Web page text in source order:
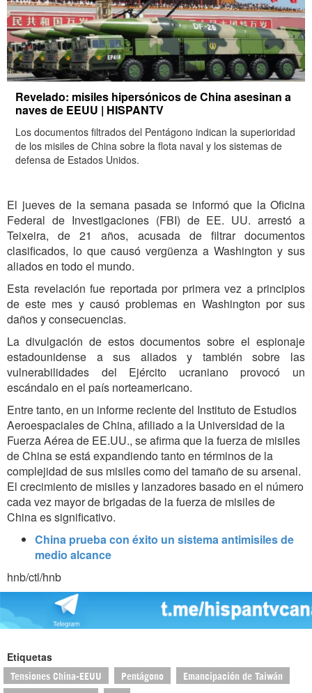
Revelado: misiles hipersónicos de China asesinan a
naves de EEUU | HISPANTV
Los documentos filtrados del Pentágono indican la superioridad
de los misiles de China sobre la flota naval y los sistemas de
defensa de Estados Unidos.
El jueves de la semana pasada se informó que la Oficina
Federal de Investigaciones (FBI) de EE. UU. arrestó a
Teixeira, de 21 años, acusada de filtrar documentos
clasificados, lo que causó vergüenza a Washington y sus
aliados en todo el mundo.
Esta revelación fue reportada por primera vez a principios
de este mes y causó problemas en Washington por sus
daños y consecuencias.
La divulgación de estos documentos sobre el espionaje
estadounidense a sus aliados y también sobre las
vulnerabilidades del Ejército ucraniano provocó un
escándalo en el país norteamericano.
Entre tanto, en un informe reciente del Instituto de Estudios
Aeroespaciales de China, afiliado a la Universidad de la
Fuerza Aérea de EE.UU., se afirma que la fuerza de misiles
de China se está expandiendo tanto en términos de la
complejidad de sus misiles como del tamaño de su arsenal.
El crecimiento de misiles y lanzadores basado en el número
cada vez mayor de brigadas de la fuerza de misiles de
China es significativo.
China prueba con éxito un sistema antimisiles de
medio alcance
hnb/ctl/hnb
Etiquetas
Tensiones China-EEUU Pentágono Emancipación de Taiwán